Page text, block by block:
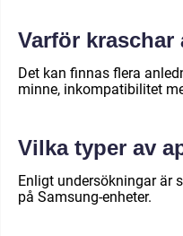
Varför kraschar
Det kan finnas flera
minne, inkompatibilitet
Vilka typer av
Enligt undersökningar är
på Samsung-enheter.